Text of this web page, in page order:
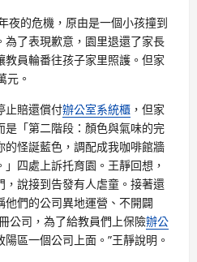
夜的危機，原由是一個小孩撞到
了表現歉意，園里退還了家長
員輪番往孩子家里照護。但家
元。
止賠還償付辦公室系統櫃 ，但家
「第二階段：顏色與氣味的完
怪誕藍色，調配成我咖啡館牆
四處上訴托育園。王靜回想，
說接到告發有人虐童。接著還
們的公司異地運營、不開闢
公司，為了給教員們上保險辦公
區一個公司上面。”王靜說明。